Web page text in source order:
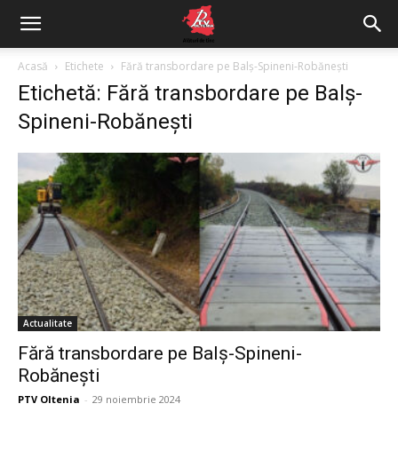
Acasă Etichete Fără transbordare pe Balș-Spineni-Robănești
Etichetă: Fără transbordare pe Balș-
Spineni-Robănești
Actualitate
Fără transbordare pe Balș-Spineni-
Robănești
PTV Oltenia - 29 noiembrie 2024